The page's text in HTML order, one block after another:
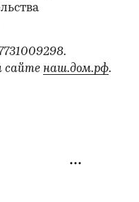
сайте наш.дом.рф.